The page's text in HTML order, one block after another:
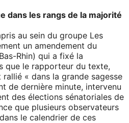
dans les rangs de la majorité
au sein du groupe Les
un amendement du
Rhin) qui a fixé la
que le rapporteur du texte,
« dans la grande sagesse
de dernière minute, intervenu
des élections sénatoriales de
que plusieurs observateurs
le calendrier de ces